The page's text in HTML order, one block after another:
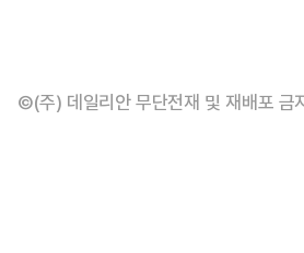
©(주) 데일리안 무단전재 및 재배포 금